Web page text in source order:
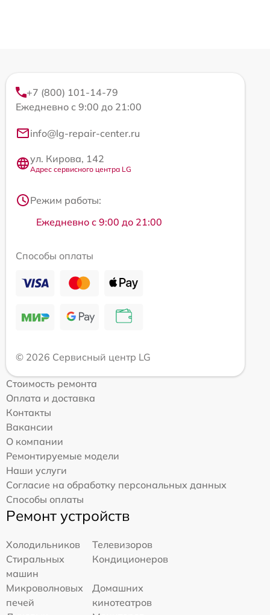
+7 (800) 101-14-79
Ежедневно с 9:00 до 21:00
info@lg-repair-center.ru
ул. Кирова, 142
Адрес сервисного центра LG
Режим работы:
Ежедневно с 9:00 до 21:00
Способы оплаты
© 2026 Сервисный центр LG
Стоимость ремонта
Оплата и доставка
Контакты
Вакансии
О компании
Ремонтируемые модели
Наши услуги
Согласие на обработку персональных данных
Способы оплаты
Ремонт устройств
Холодильников
Телевизоров
Стиральных
машин
Кондиционеров
Микроволновых
печей
Домашних
кинотеатров